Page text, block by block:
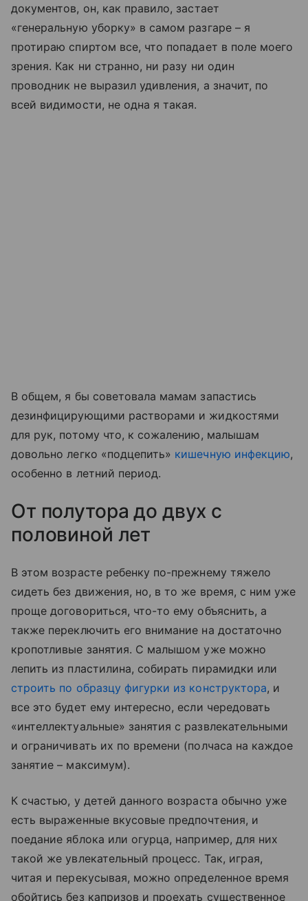
документов, он, как правило, застает
«генеральную уборку» в самом разгаре – я
протираю спиртом все, что попадает в поле моего
зрения. Как ни странно, ни разу ни один
проводник не выразил удивления, а значит, по
всей видимости, не одна я такая.
В общем, я бы советовала мамам запастись
дезинфицирующими растворами и жидкостями
для рук, потому что, к сожалению, малышам
довольно легко «подцепить» кишечную инфекцию,
особенно в летний период.
От полутора до двух с
половиной лет
В этом возрасте ребенку по-прежнему тяжело
сидеть без движения, но, в то же время, с ним уже
проще договориться, что-то ему объяснить, а
также переключить его внимание на достаточно
кропотливые занятия. С малышом уже можно
лепить из пластилина, собирать пирамидки или
строить по образцу фигурки из конструктора, и
все это будет ему интересно, если чередовать
«интеллектуальные» занятия с развлекательными
и ограничивать их по времени (полчаса на каждое
занятие – максимум).
К счастью, у детей данного возраста обычно уже
есть выраженные вкусовые предпочтения, и
поедание яблока или огурца, например, для них
такой же увлекательный процесс. Так, играя,
читая и перекусывая, можно определенное время
обойтись без капризов и проехать существенное